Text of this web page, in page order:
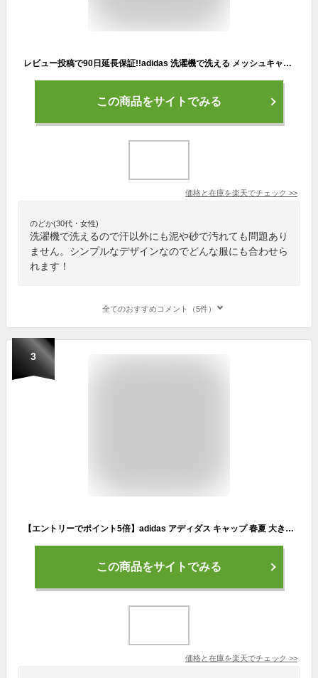
レビュー投稿で90日延長保証!!adidas 洗濯機で洗える メッシュキャップ M〜XLサイズ 正規品 抗菌 防臭 ポリジン加工 野球帽 紫外線対策 日よけ 吸汗 速乾 メンズ 男性 紳士 父の日 お父さん 大きいサイズ ゴルフ 釣り 春夏秋 アディダス 126-111201 帽子 メール便送料無料
この商品をサイトでみる
価格と在庫を楽天でチェック >>
のどか(30代・女性)
洗濯機で洗えるので汗以外にも泥や砂で汚れても問題あり
ません。シンプルなデザインなのでどんな服にも合わせら
れます！
全てのおすすめコメント（5件）
3
【エントリーでポイント5倍】adidas アディダス キャップ 春夏 大きいサイズ 2026 軽量ライトメッシュ つば長効果 メッシュキャップ メンズ 涼しい M XL 57cm-63cm adi-262-011604 UV ゴルフ 帽子 洗える 熱中症対策 暑さ対策 父の日 プレゼント 即納【メール便送料無料】
この商品をサイトでみる
価格と在庫を楽天でチェック >>